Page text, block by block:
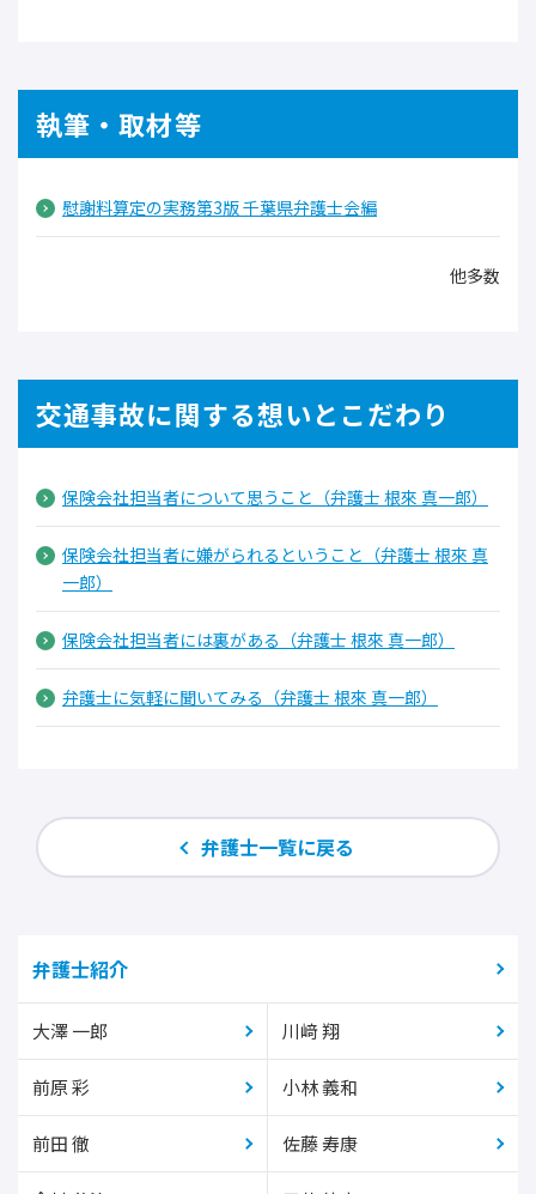
執筆・取材等
慰謝料算定の実務第3版 千葉県弁護士会編
他多数
交通事故に関する想いとこだわり
保険会社担当者について思うこと（弁護士 根來 真一郎）
保険会社担当者に嫌がられるということ（弁護士 根來 真
一郎）
保険会社担当者には裏がある（弁護士 根來 真一郎）
弁護士に気軽に聞いてみる（弁護士 根來 真一郎）
弁護士一覧に戻る
弁護士紹介
大澤 一郎 川﨑 翔
前原 彩 小林 義和
前田 徹 佐藤 寿康